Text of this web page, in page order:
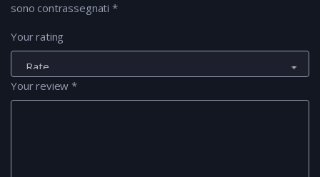
sono contrassegnati *
Your rating
Your review*